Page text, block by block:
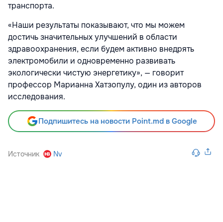
транспорта.
«Наши результаты показывают, что мы можем
достичь значительных улучшений в области
здравоохранения, если будем активно внедрять
электромобили и одновременно развивать
экологически чистую энергетику», — говорит
профессор Марианна Хатзопулу, один из авторов
исследования.
Подпишитесь на новости Point.md в Google
Источник Nv